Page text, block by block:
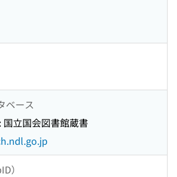
ベース
立国会図書館蔵書
）